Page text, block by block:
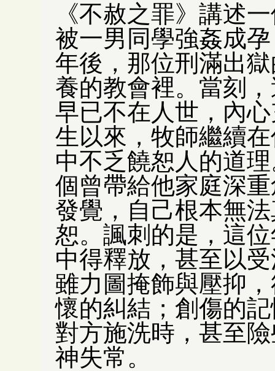
《不赦之罪》講述
被一男同學強姦成
年後，那位刑滿出
養的教會裡。當刻
早已不在人世，內
生以來，牧師繼續
中不乏饒恕人的道
個曾帶給他家庭深
發覺，自己根本無
恕。諷刺的是，這
中得釋放，甚至以
雖力圖掩飾與壓抑
懷的糾結；創傷的
對方施洗時，甚至
神失常。